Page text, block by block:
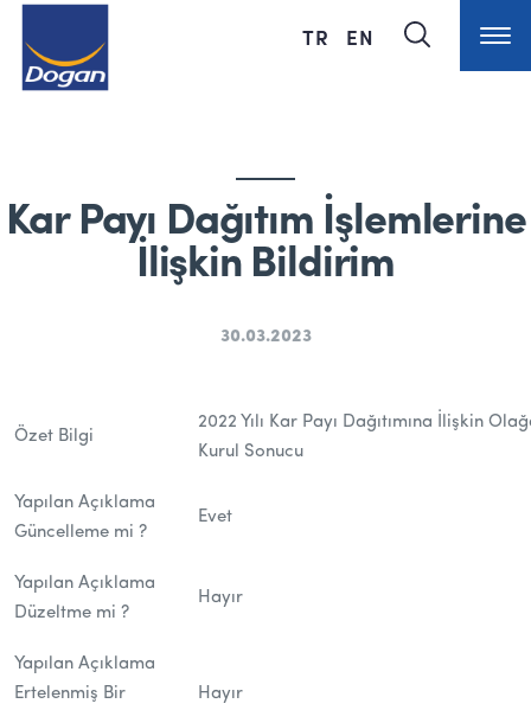
TR EN
Kar Payı Dağıtım İşlemlerine
İlişkin Bildirim
30.03.2023
Özet Bilgi
2022 Yılı Kar Payı Dağıtımına İlişkin
Kurul Sonucu
Yapılan Açıklama
Güncelleme mi ?
Evet
Yapılan Açıklama
Düzeltme mi ?
Hayır
Yapılan Açıklama
Ertelenmiş Bir
Hayır